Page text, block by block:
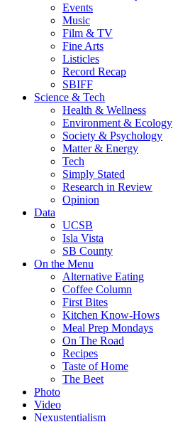
Events
Music
Film & TV
Fine Arts
Listicles
Record Recap
SBIFF
Science & Tech
Health & Wellness
Environment & Ecology
Society & Psychology
Matter & Energy
Tech
Simply Stated
Research in Review
Opinion
Data
UCSB
Isla Vista
SB County
On the Menu
Alternative Eating
Coffee Column
First Bites
Kitchen Know-Hows
Meal Prep Mondays
On The Road
Recipes
Taste of Home
The Beet
Photo
Video
Nexustentialism